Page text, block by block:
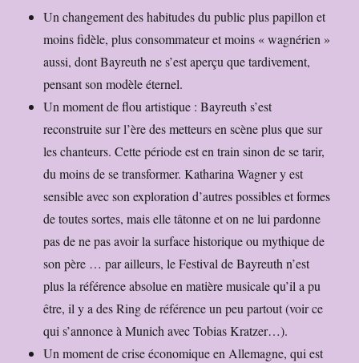
Un changement des habitudes du public plus papillon et
moins fidèle, plus consommateur et moins « wagnérien »
aussi, dont Bayreuth ne s’est aperçu que tardivement,
pensant son modèle éternel.
Un moment de flou artistique : Bayreuth s’est
reconstruite sur l’ère des metteurs en scène plus que sur
les chanteurs. Cette période est en train sinon de se tarir,
du moins de se transformer. Katharina Wagner y est
sensible avec son exploration d’autres possibles et formes
de toutes sortes, mais elle tâtonne et on ne lui pardonne
pas de ne pas avoir la surface historique ou mythique de
son père … par ailleurs, le Festival de Bayreuth n’est
plus la référence absolue en matière musicale qu’il a pu
être, il y a des Ring de référence un peu partout (voir ce
qui s’annonce à Munich avec Tobias Kratzer…).
Un moment de crise économique en Allemagne, qui est